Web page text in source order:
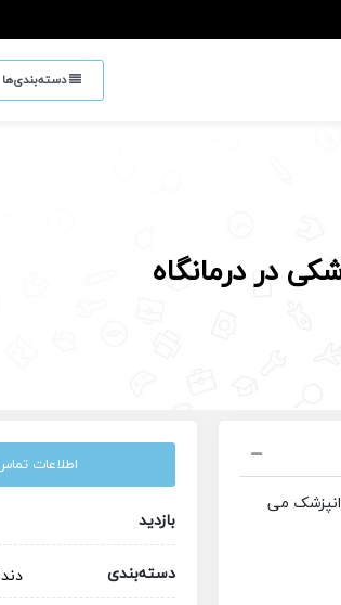
دسته‌بندی‌ها
در درمانگاه
می
اطلاعات
بازدید
دسته‌بندی